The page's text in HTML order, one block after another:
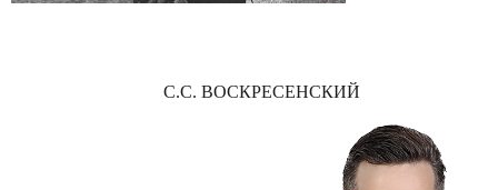
С.С. ВОСКРЕСЕНСКИЙ